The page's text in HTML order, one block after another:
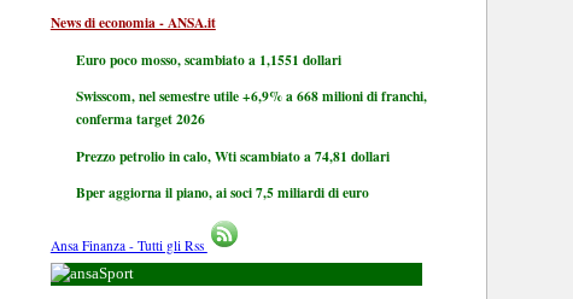
News di economia - ANSA.it
Euro poco mosso, scambiato a 1,1551 dollari
Swisscom, nel semestre utile +6,9% a 668 milioni di franchi,
conferma target 2026
Prezzo petrolio in calo, Wti scambiato a 74,81 dollari
Bper aggiorna il piano, ai soci 7,5 miliardi di euro
Ansa Finanza - Tutti gli Rss
Sport